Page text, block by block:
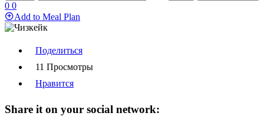
0 0
Add to Meal Plan
Поделиться
11 Просмотры
Нравится
Share it on your social network: